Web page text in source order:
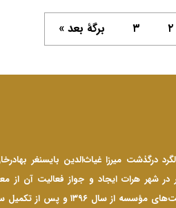
۲ ۳ برگهٔ بعد »
درگذشت میرزا غیاث‌الدین بایسنغر
شهر هرات ایجاد و جواز فعالیت آن از
اطلاعات و فرهنگ صادر شد. کار عملی